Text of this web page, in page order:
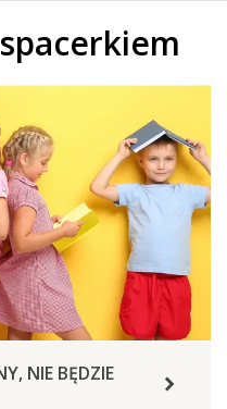
NIE BĘDZIE